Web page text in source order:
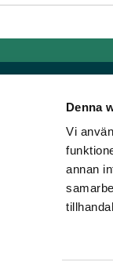
Denna
Vi
annan
by TR
finns Sveriges
1932, då tidningen